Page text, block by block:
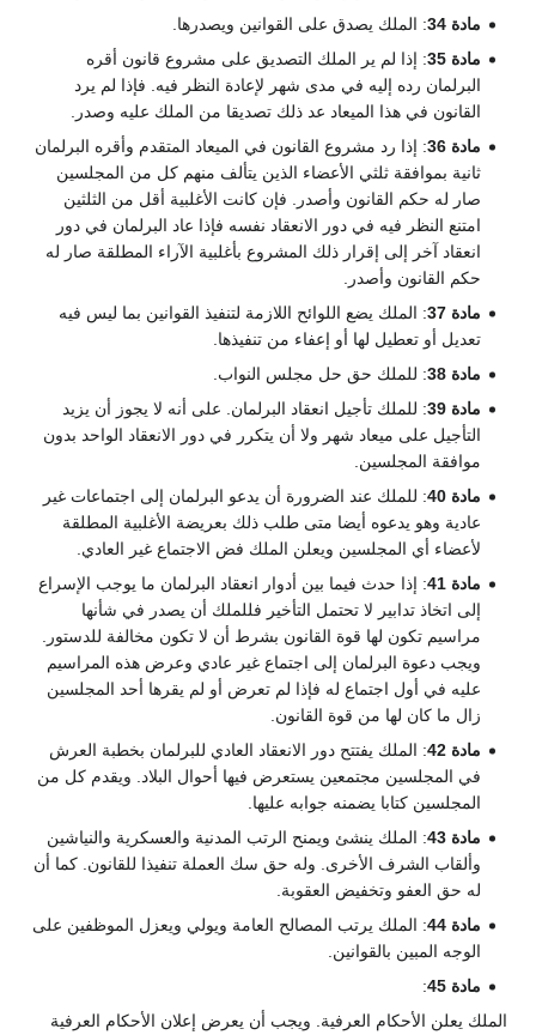
مادة 34
: الملك يصدق على القوانين ويصدرها.
مادة 35
: إذا لم ير الملك التصديق على مشروع قانون أقره
البرلمان رده إليه في مدى شهر لإعادة النظر فيه. فإذا لم يرد
القانون في هذا الميعاد عد ذلك تصديقا من الملك عليه وصدر.
مادة 36
: إذا رد مشروع القانون في الميعاد المتقدم وأقره البرلمان
ثانية بموافقة ثلثي الأعضاء الذين يتألف منهم كل من المجلسين
صار له حكم القانون وأصدر. فإن كانت الأغلبية أقل من الثلثين
امتنع النظر فيه في دور الانعقاد نفسه فإذا عاد البرلمان في دور
انعقاد آخر إلى إقرار ذلك المشروع بأغلبية الآراء المطلقة صار له
حكم القانون وأصدر.
مادة 37
: الملك يضع اللوائح اللازمة لتنفيذ القوانين بما ليس فيه
تعديل أو تعطيل لها أو إعفاء من تنفيذها.
مادة 38
: للملك حق حل مجلس النواب.
مادة 39
: للملك تأجيل انعقاد البرلمان. على أنه لا يجوز أن يزيد
التأجيل على ميعاد شهر ولا أن يتكرر في دور الانعقاد الواحد بدون
موافقة المجلسين.
مادة 40
: للملك عند الضرورة أن يدعو البرلمان إلى اجتماعات غير
عادية وهو يدعوه أيضا متى طلب ذلك بعريضة الأغلبية المطلقة
لأعضاء أي المجلسين ويعلن الملك فض الاجتماع غير العادي.
مادة 41
: إذا حدث فيما بين أدوار انعقاد البرلمان ما يوجب الإسراع
إلى اتخاذ تدابير لا تحتمل التأخير فللملك أن يصدر في شأنها
مراسيم تكون لها قوة القانون بشرط أن لا تكون مخالفة للدستور.
ويجب دعوة البرلمان إلى اجتماع غير عادي وعرض هذه المراسيم
عليه في أول اجتماع له فإذا لم تعرض أو لم يقرها أحد المجلسين
زال ما كان لها من قوة القانون.
مادة 42
: الملك يفتتح دور الانعقاد العادي للبرلمان بخطبة العرش
في المجلسين مجتمعين يستعرض فيها أحوال البلاد. ويقدم كل من
المجلسين كتابا يضمنه جوابه عليها.
مادة 43
: الملك ينشئ ويمنح الرتب المدنية والعسكرية والنياشين
وألقاب الشرف الأخرى. وله حق سك العملة تنفيذا للقانون. كما أن
له حق العفو وتخفيض العقوبة.
مادة 44
: الملك يرتب المصالح العامة ويولي ويعزل الموظفين على
الوجه المبين بالقوانين.
مادة 45
:
الملك يعلن الأحكام العرفية. ويجب أن يعرض إعلان الأحكام العرفية